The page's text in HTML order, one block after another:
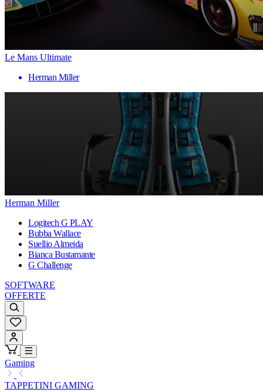
Le Mans Ultimate
Herman Miller
Herman Miller
Logitech G PLAY
Bubba Wallace
Suellio Almeida
Bianca Bustamante
G Challenge
SOFTWARE
OFFERTE
Gaming
TAPPETINI GAMING